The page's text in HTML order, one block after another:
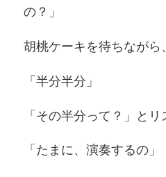
の？」
胡桃ケーキを待ちながら
「半分半分」
「その半分って？」とリ
「たまに、演奏するの」